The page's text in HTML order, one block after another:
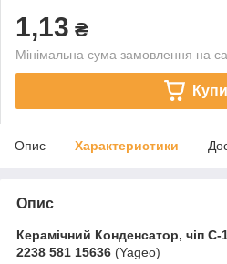
1,13 ₴
Мінімальна сума замовлення на
Опис Характеристики
Опис
Керамічний Конденсатор, чіп C-
2238 581 15636 (Yageo)